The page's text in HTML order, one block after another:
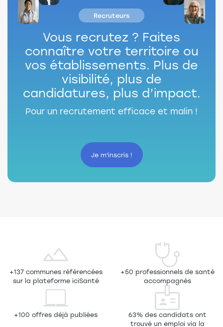
Recruteurs
Vous recrutez ? Faites
connaître votre territoire ou
vos établissements. Plus de
visibilité, plus de
candidatures, plus d’impact.
Pour un recrutement efficace et malin !
Je m'inscris !
+137 communes référencées
sur la plateforme iciSanté
+50 professionnels de santé
accompagnés
+100 offres déjà publiées
63% des candidats ont
trouvé un emploi via la